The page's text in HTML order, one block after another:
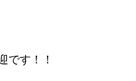
です！！